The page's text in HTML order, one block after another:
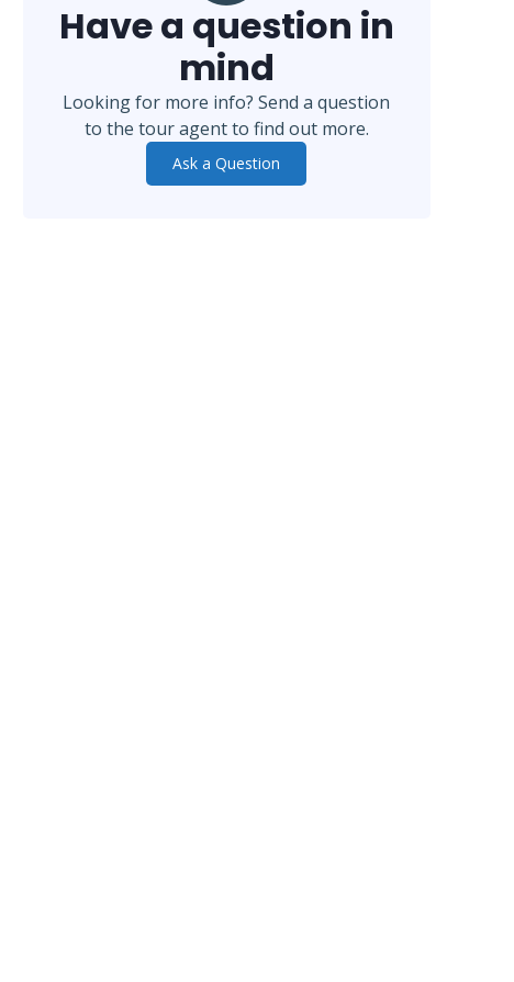
Have a question in
mind
Looking for more info? Send a question
to the tour agent to find out more.
Ask a Question